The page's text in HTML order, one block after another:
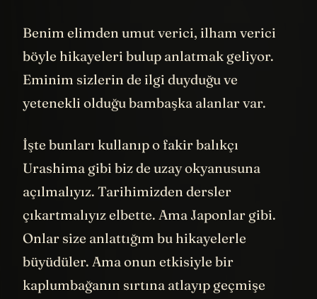
Benim elimden umut verici, ilham verici
böyle hikayeleri bulup anlatmak geliyor.
Eminim sizlerin de ilgi duyduğu ve
yetenekli olduğu bambaşka alanlar var.
İşte bunları kullanıp o fakir balıkçı
Urashima gibi biz de uzay okyanusuna
açılmalıyız. Tarihimizden dersler
çıkartmalıyız elbette. Ama Japonlar gibi.
Onlar size anlattığım bu hikayelerle
büyüdüler. Ama onun etkisiyle bir
kaplumbağanın sırtına atlayıp geçmişe